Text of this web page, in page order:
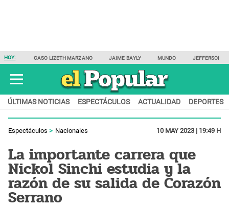
HOY: CASO LIZETH MARZANO JAIME BAYLY MUNDO JEFFERSON
ÚLTIMAS NOTICIAS ESPECTÁCULOS ACTUALIDAD DEPORTES
Espectáculos Nacionales 10 MAY 2023 | 19:49 H
La importante carrera que
Nickol Sinchi estudia y la
razón de su salida de Corazón
Serrano